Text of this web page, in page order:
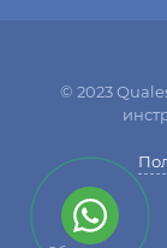
© 2023